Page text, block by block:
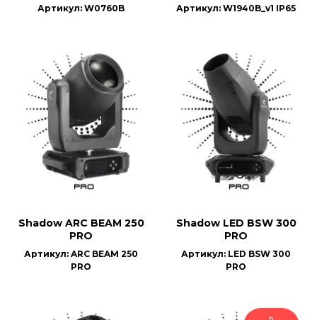
Артикул: W0760B Артикул: W1940B_v1 IP65
Shadow ARC BEAM 250
PRO
Артикул: ARC BEAM 250
PRO
Shadow LED BSW 300
PRO
Артикул: LED BSW 300
PRO